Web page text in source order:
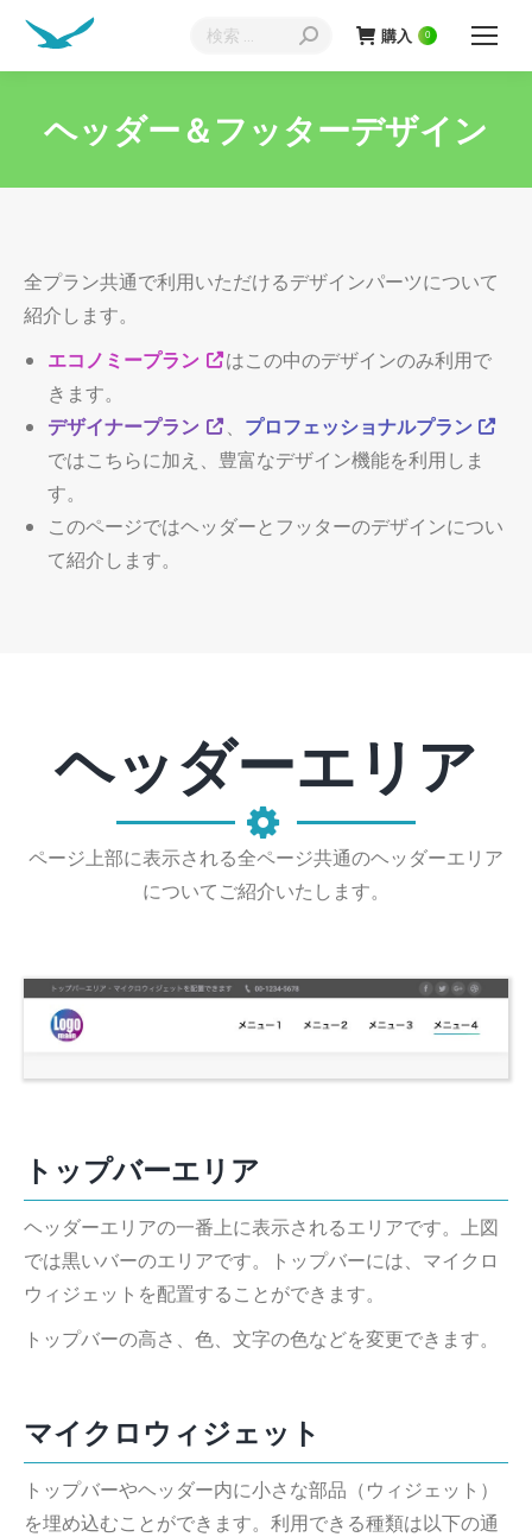
索:
購入 0
ヘッダー＆フッターデザイン
全プラン共通で利用いただけるデザインパーツについて
紹介します。
エコノミープラン
はこの中のデザインのみ利用で
きます。
デザイナープラン
、 プロフェッショナルプラン
ではこちらに加え、豊富なデザイン機能を利用しま
す。
このページではヘッダーとフッターのデザインについ
て紹介します。
ヘッダーエリア
ページ上部に表示される全ページ共通のヘッダーエリア
についてご紹介いたします。
トップバーエリア
ヘッダーエリアの一番上に表示されるエリアです。上図
では黒いバーのエリアです。トップバーには、マイクロ
ウィジェットを配置することができます。
トップバーの高さ、色、文字の色などを変更できます。
マイクロウィジェット
トップバーやヘッダー内に小さな部品（ウィジェット）
を埋め込むことができます。利用できる種類は以下の通